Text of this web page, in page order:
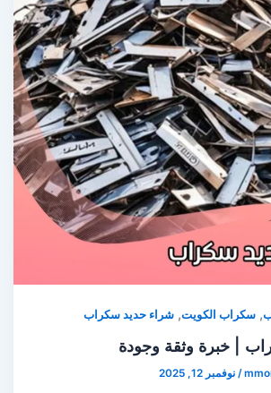
,سكراب الكويت,شراء حديد سكراب
| خبرة وثقة وجودة
/نوفمبر 12, 2025